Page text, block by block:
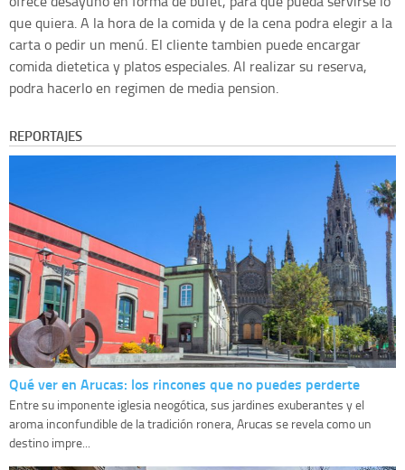
que quiera. A la hora de la comida y de la cena podra elegir a la
carta o pedir un menú. El cliente tambien puede encargar
comida dietetica y platos especiales. Al realizar su reserva,
podra hacerlo en regimen de media pension.
REPORTAJES
Qué ver en Arucas: los rincones que no puedes perderte
Entre su imponente iglesia neogótica, sus jardines exuberantes y el
aroma inconfundible de la tradición ronera, Arucas se revela como un
destino impre...